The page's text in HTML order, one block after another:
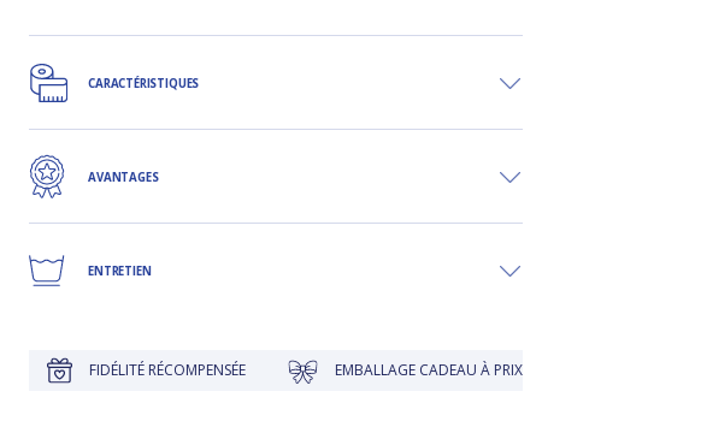
CARACTÉRISTIQUES
AVANTAGES
ENTRETIEN
FIDÉLITÉ RÉCOMPENSÉE EMBALLAGE CADEAU À PRIX DOUX